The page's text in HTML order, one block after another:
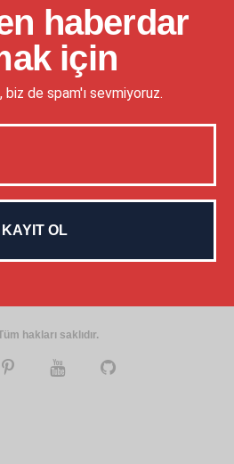
haberdar
için
de spam'ı sevmiyoruz.
hakları saklıdır.